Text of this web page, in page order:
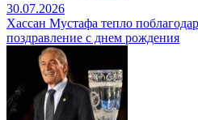
30.07.2026
Хассан Мустафа тепло
поздравление с днем рождения